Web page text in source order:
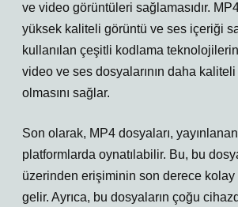
ve video görüntüleri sağlamasıdır.
yüksek kaliteli görüntü ve ses içeriği
kullanılan çeşitli kodlama
video ve ses dosyalarının daha
olmasını sağlar.
Son olarak, MP4 dosyaları,
platformlarda oynatılabilir. Bu, bu
üzerinden erişiminin son derece kolay
gelir. Ayrıca, bu dosyaların çoğu